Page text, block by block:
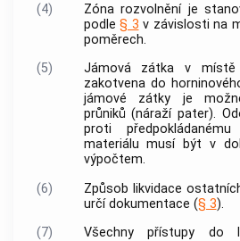
(4)
Zóna rozvolnění je
podle § 3 v závislosti na
poměrech.
(5)
Jámová zátka v
zakotvena do
jámové zátky je
průniků (náraží pater).
proti
materiálu musí být v
výpočtem.
(6)
Způsob likvidace
určí dokumentace (§ 3).
(7)
Všechny přístupy do